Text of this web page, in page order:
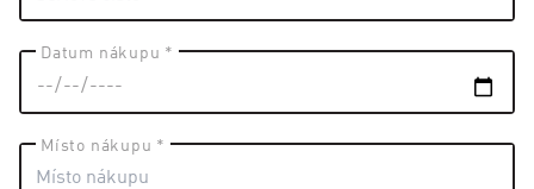
Datum nákupu *
Místo nákupu *